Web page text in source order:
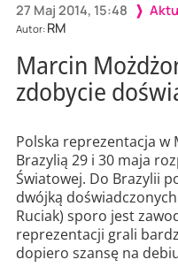
27 Maj 2014, 15:48
Autor: RM
Marcin
zdobycie
Polska reprezentacja w
Brazylią 29 i 30 maja
Światowej. Do Brazylii
dwójką
Ruciak) sporo jest
reprezentacji grali
dopiero szansę na